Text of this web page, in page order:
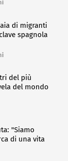
di migranti
spagnola
del più
del mondo
"Siamo
di una vita